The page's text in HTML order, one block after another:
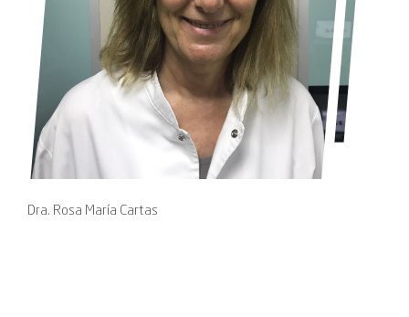
Dra. Rosa María Cartas